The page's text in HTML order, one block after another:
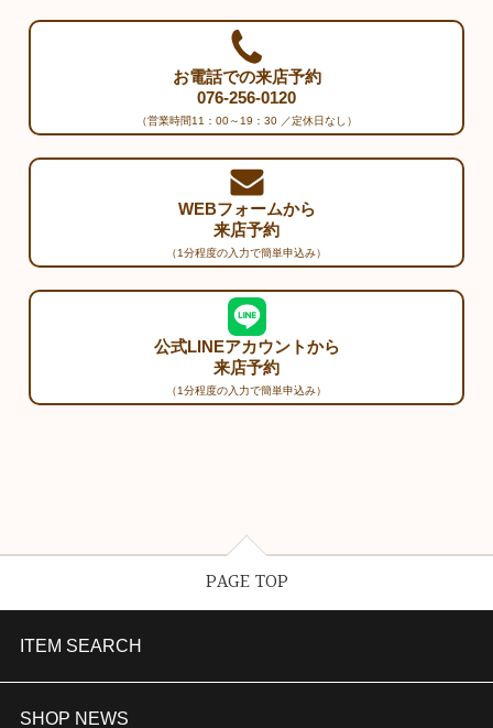
お電話での来店予約
076-256-0120
（営業時間11：00～19：30 ／定休日なし）
WEBフォームから
来店予約
（1分程度の入力で簡単申込み）
公式LINEアカウントから
来店予約
（1分程度の入力で簡単申込み）
PAGE TOP
ITEM SEARCH
婚約指輪
SHOP NEWS